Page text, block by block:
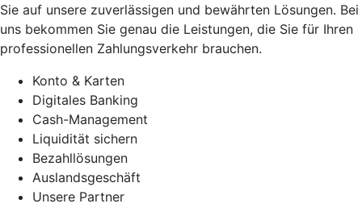
Sie auf unsere zuverlässigen und bewährten Lösungen. Bei
uns bekommen Sie genau die Leistungen, die Sie für Ihren
professionellen Zahlungsverkehr brauchen.
Konto & Karten
Digitales Banking
Cash-Management
Liquidität sichern
Bezahllösungen
Auslandsgeschäft
Unsere Partner